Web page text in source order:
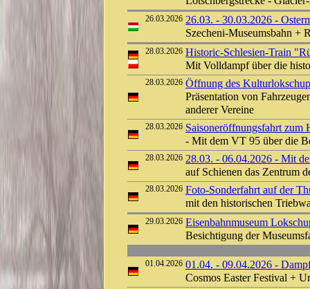
26.03.2026 26.03. - 30.03.2026 -
Szecheni-Museumsbahn +
28.03.2026 Historic-Schlesien-Train
Mit Volldampf über die
28.03.2026 Öffnung des
Präsentation von
anderer Vereine
28.03.2026 Saisoneröffnungsfahrt zum
- Mit dem VT 95 über die
28.03.2026 28.03. - 06.04.2026 - Mit
auf Schienen das Zentrum
28.03.2026 Foto-Sonderfahrt auf der
mit den historischen
29.03.2026 Eisenbahnmuseum
Besichtigung der
01.04.2026 01.04. - 09.04.2026 -
Cosmos Easter Festival +